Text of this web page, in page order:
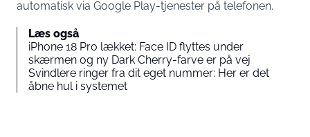
automatisk via Google Play-tjenester på telefonen.
Læs også
iPhone 18 Pro lækket: Face ID flyttes under
skærmen og ny Dark Cherry-farve er på vej
Svindlere ringer fra dit eget nummer: Her er det
åbne hul i systemet